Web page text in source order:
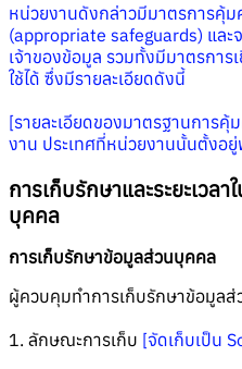
หน่วยงานดังกล่าวมีมาตรการคุ้
(appropriate safeguards) และ
เจ้าของข้อมูล รวมทั้งมีมาตรกา
ใช้ได้ ซึ่งมีรายละเอียดดังนี้
[รายละเอียดของมาตรฐานการ
งาน ประเทศที่หน่วยงานนั้นตั้งอ
การเก็บรักษาและระยะเวล
บุคคล
การเก็บรักษาข้อมูลส่วนบุคคล
ผู้ควบคุมทำการเก็บรักษาข้อมูล
1. ลักษณะการเก็บ [จัดเก็บเป็น